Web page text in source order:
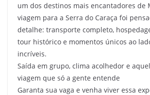
um dos destinos mais encantadores de
viagem para a Serra do Caraça foi
detalhe: transporte completo,
tour histórico e momentos únicos ao
incríveis.
Saída em grupo, clima acolhedor e
viagem que só a gente entende
Garanta sua vaga e venha viver essa